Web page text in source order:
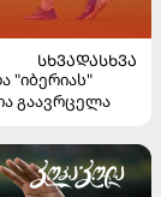
ᲡᲮᲕᲐᲓᲐᲡᲮᲕᲐ
"იბერიას"
გაავრცელა